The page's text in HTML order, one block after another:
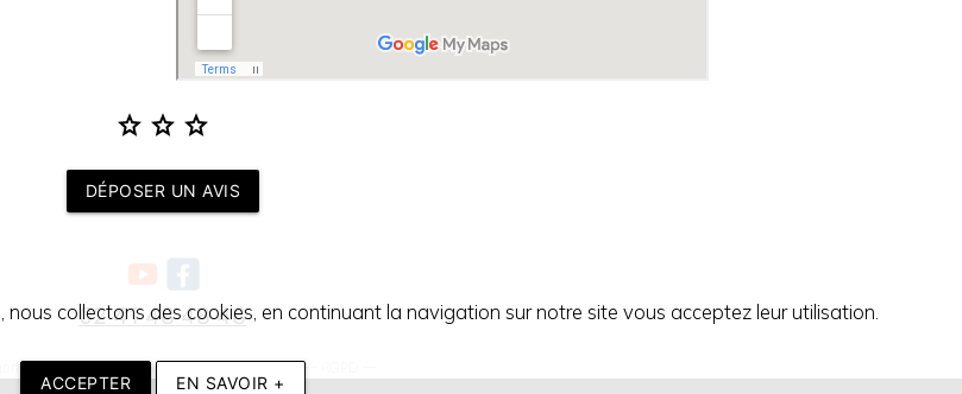
collectons des cookies, en continuant la navigation sur notre site vous acceptez leur utilisation.
ACCEPTER EN SAVOIR +
star star star
DÉPOSER UN AVIS
02 41 48 48 48
légales Conditions générales de vente—